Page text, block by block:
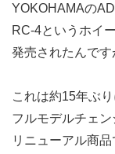
YOKOHAMAの
RC-4というホイ
発売されたんです
これは約15年ぶり
フルモデルチェン
リニューアル商品